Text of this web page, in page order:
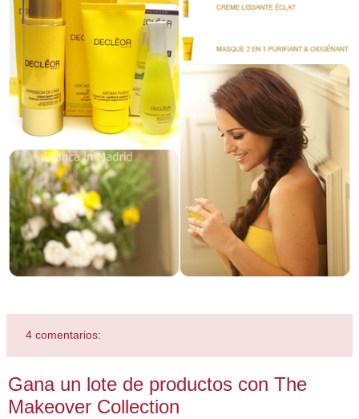
4 comentarios:
Gana un lote de productos con The
Makeover Collection